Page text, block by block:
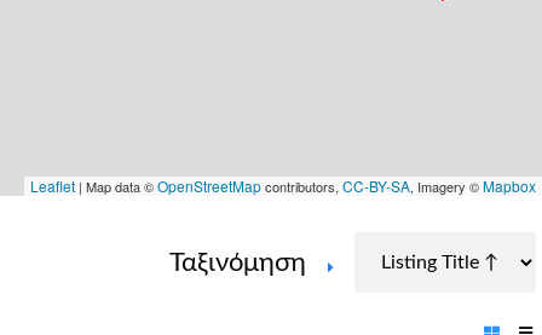
Leaflet | Map data ©OpenStreetMapcontributors, CC-BY-SA, Imagery ©Mapbox
Ταξινόμηση